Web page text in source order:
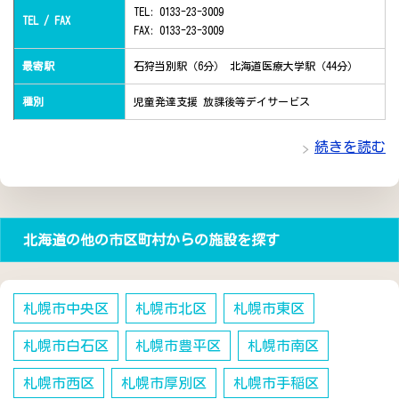
TEL / FAX
TEL: 0133-23-3009
FAX: 0133-23-3009
最寄駅 石狩当別駅（6分） 北海道医療大学駅（44分）
種別 児童発達支援 放課後等デイサービス
続きを読む
北海道の他の市区町村からの施設を探す
札幌市中央区 札幌市北区 札幌市東区
札幌市白石区 札幌市豊平区 札幌市南区
札幌市西区 札幌市厚別区 札幌市手稲区